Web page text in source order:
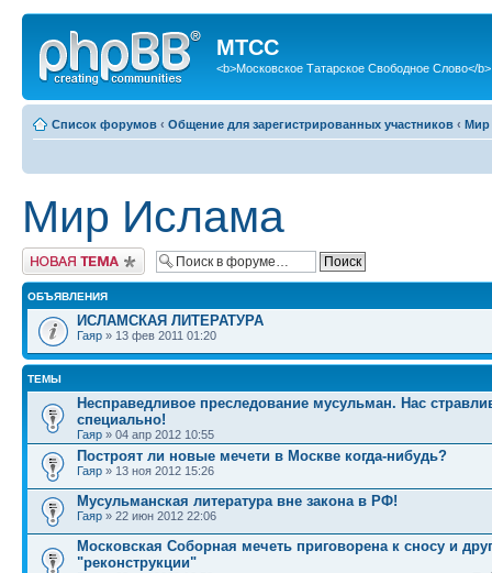
МТСС
<b>Московское Татарское Свободное Слово</b>
Список форумов ‹ Общение для зарегистрированных участников ‹ Мир
Мир Ислама
Новая тема
ОБЪЯВЛЕНИЯ
ИСЛАМСКАЯ ЛИТЕРАТУРА
Гаяр » 13 фев 2011 01:20
ТЕМЫ
Несправедливое преследование мусульман. Нас
специально!
Гаяр » 04 апр 2012 10:55
Построят ли новые мечети в Москве когда-нибудь?
Гаяр » 13 ноя 2012 15:26
Мусульманская литература вне закона в РФ!
Гаяр » 22 июн 2012 22:06
Московская Соборная мечеть приговорена к сносу и
"реконструкции"